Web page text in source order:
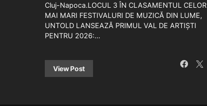
Cluj-Napoca.LOCUL 3 ÎN CLASAMENTUL CELOR
MAI MARI FESTIVALURI DE MUZICĂ DIN LUME,
UNTOLD LANSEAZĂ PRIMUL VAL DE ARTIȘTI
PENTRU 2026:…
View Post